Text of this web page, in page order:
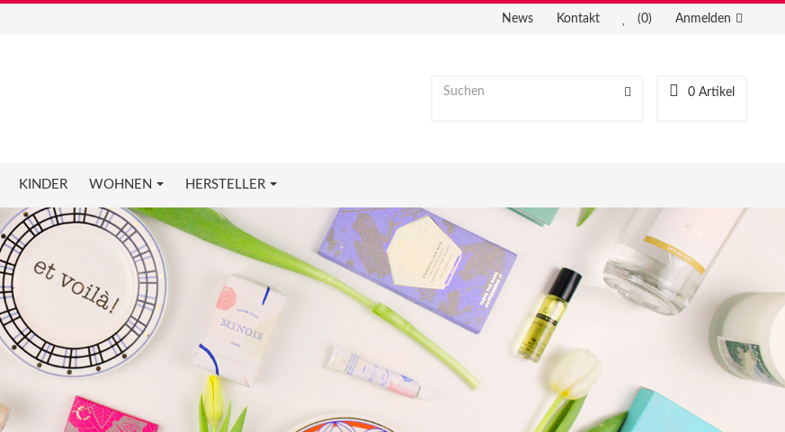
News Kontakt (0) Anmelden
0 Artikel
KINDER WOHNEN HERSTELLER